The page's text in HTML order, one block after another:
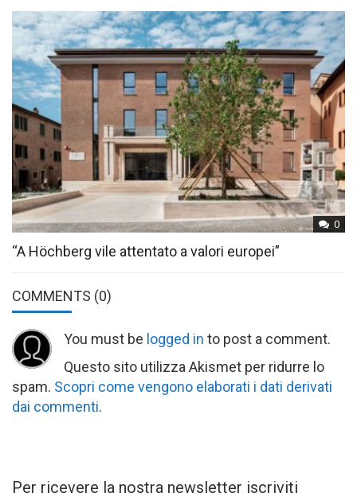
0
“A Höchberg vile attentato a valori europei”
COMMENTS (0)
You must be logged in to post a comment.
Questo sito utilizza Akismet per ridurre lo
spam. Scopri come vengono elaborati i dati derivati
dai commenti.
Per ricevere la nostra newsletter iscriviti